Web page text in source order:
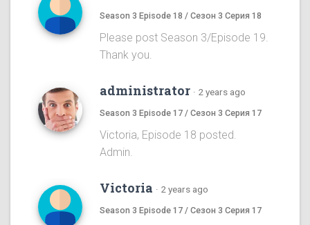
Season 3 Episode 18 / Сезон 3 Серия 18
Please post Season 3/Episode 19.
Thank you.
administrator · 2 years ago
Season 3 Episode 17 / Сезон 3 Серия 17
Victoria, Episode 18 posted.
Admin.
Victoria · 2 years ago
Season 3 Episode 17 / Сезон 3 Серия 17